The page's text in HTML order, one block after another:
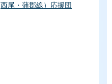
西尾・蒲郡線）応援団